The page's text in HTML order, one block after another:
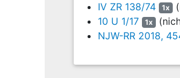
festgelegt, dass
dem Beklagten
Verfügung der
IV ZR 138/74
1x
10 U 1/17
1x
NJW-RR 2018,